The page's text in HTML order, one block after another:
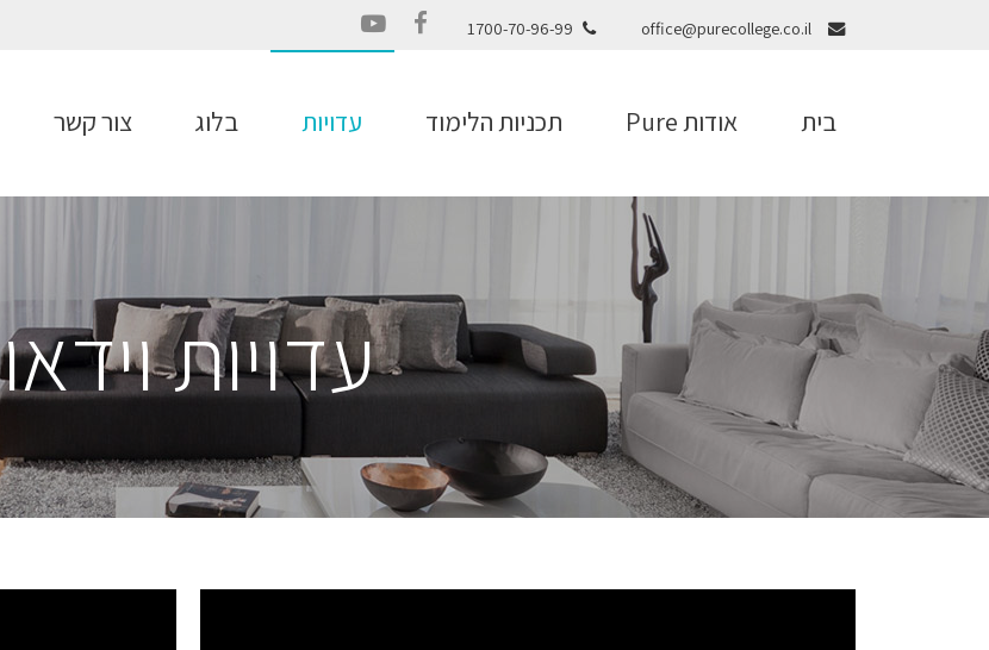
office@purecollege.co.il
1700-70-96-99
Facebook
YouTube
בית אודות Pure תכניות הלימוד עדויות בלוג צור קשר
עדויות וידאו